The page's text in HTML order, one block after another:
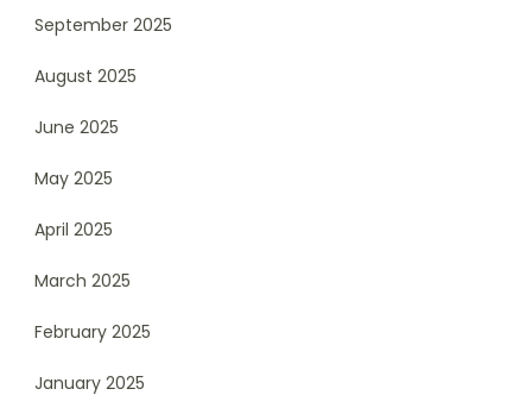
September 2025
August 2025
June 2025
May 2025
April 2025
March 2025
February 2025
January 2025